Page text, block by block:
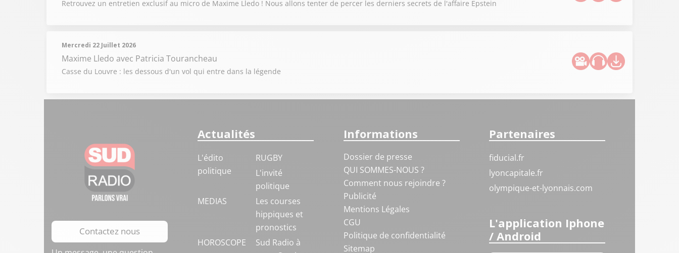
Retrouvez un entretien exclusif au micro de Maxime Lledo ! Nous allons tenter de percer les derniers secrets de l'affaire Epstein
Mercredi 22 Juillet 2026
Maxime Lledo avec Patricia Tourancheau
Casse du Louvre : les dessous d'un vol qui entre dans la légende
Contactez nous
Actualités
L'édito
politique
RUGBY
L'invité
politique
MEDIAS
Les courses
hippiques et
pronostics
HOROSCOPE
Sud Radio à
Informations
Dossier de presse
QUI SOMMES-NOUS ?
Comment nous rejoindre ?
Publicité
Mentions Légales
CGU
Politique de confidentialité
Sitemap
Partenaires
fiducial.fr
lyoncapitale.fr
olympique-et-lyonnais.com
L'application Iphone
/ Android